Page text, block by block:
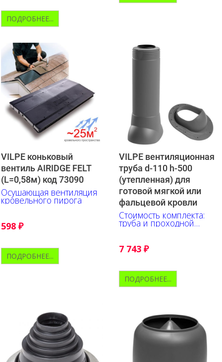
ПОДРОБНЕЕ...
VILPE коньковый
вентиль AIRIDGE FELT
(L=0,58м) код 73090
Осушающая вентиляция
кровельного пирога
598 ₽
ПОДРОБНЕЕ...
VILPE вентиляционная
труба d-110 h-500
(утепленная) для
готовой мягкой или
фальцевой кровли
Стоимость комплекта:
труба и проходной
элемент
7 743 ₽
ПОДРОБНЕЕ...